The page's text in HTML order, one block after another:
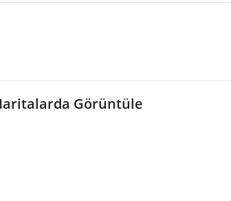
Görüntüle